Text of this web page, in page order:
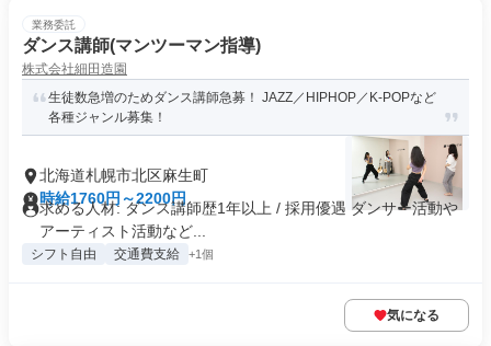
業務委託
ダンス講師(マンツーマン指導)
株式会社細田造園
生徒数急増のためダンス講師急募！ JAZZ／HIPHOP／K-POPなど
各種ジャンル募集！
北海道札幌市北区麻生町
時給1760円～2200円
求める人材: ダンス講師歴1年以上 / 採用優遇 ダンサー活動や
アーティスト活動など...
シフト自由 交通費支給 +1個
気になる